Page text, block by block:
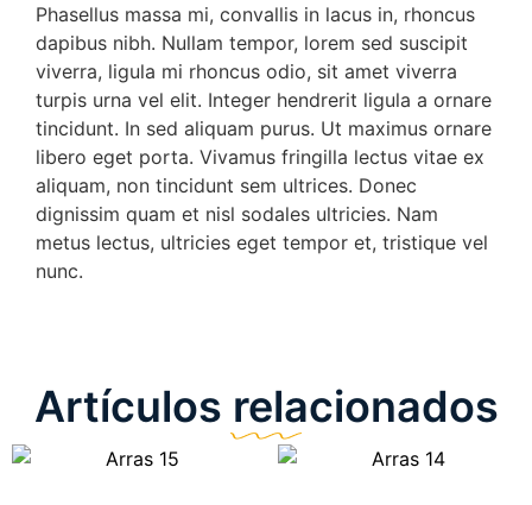
Phasellus massa mi, convallis in lacus in, rhoncus
dapibus nibh. Nullam tempor, lorem sed suscipit
viverra, ligula mi rhoncus odio, sit amet viverra
turpis urna vel elit. Integer hendrerit ligula a ornare
tincidunt. In sed aliquam purus. Ut maximus ornare
libero eget porta. Vivamus fringilla lectus vitae ex
aliquam, non tincidunt sem ultrices. Donec
dignissim quam et nisl sodales ultricies. Nam
metus lectus, ultricies eget tempor et, tristique vel
nunc.
Artículos relacionados